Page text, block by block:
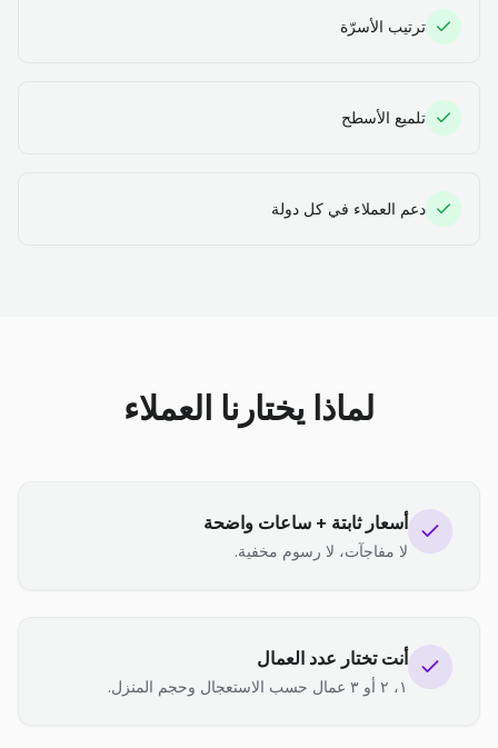
ترتيب الأسرّة
تلميع الأسطح
دعم العملاء في كل دولة
لماذا يختارنا العملاء
أسعار ثابتة + ساعات واضحة
لا مفاجآت، لا رسوم مخفية.
أنت تختار عدد العمال
١، ٢ أو ٣ عمال حسب الاستعجال وحجم المنزل.